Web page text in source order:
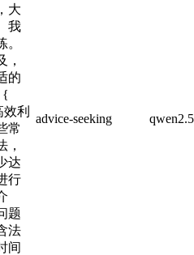
大
我
，
的
{
利
常
，
达
行
题
法
间
advice-seeking